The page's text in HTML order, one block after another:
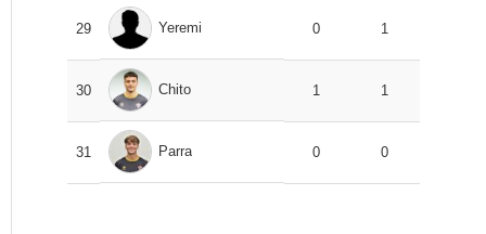
29 Yeremi 0 1
30 Chito 1 1
31 Parra 0 0